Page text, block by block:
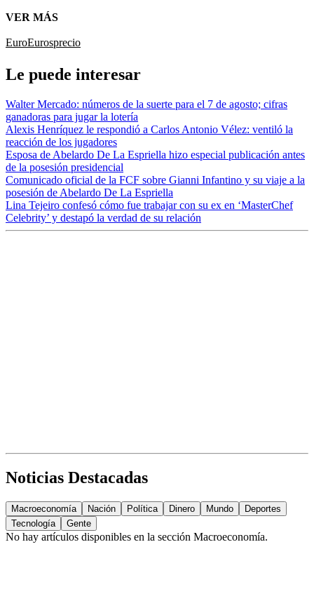
VER MÁS
EuroEurosprecio
Le puede interesar
Walter Mercado: números de la suerte para el 7 de agosto; cifras
ganadoras para jugar la lotería
Alexis Henríquez le respondió a Carlos Antonio Vélez: ventiló la
reacción de los jugadores
Esposa de Abelardo De La Espriella hizo especial publicación antes
de la posesión presidencial
Comunicado oficial de la FCF sobre Gianni Infantino y su viaje a la
posesión de Abelardo De La Espriella
Lina Tejeiro confesó cómo fue trabajar con su ex en ‘MasterChef
Celebrity’ y destapó la verdad de su relación
Noticias Destacadas
Macroeconomía Nación Política Dinero Mundo
Deportes
Tecnología
Gente
No hay artículos disponibles en la sección Macroeconomía.